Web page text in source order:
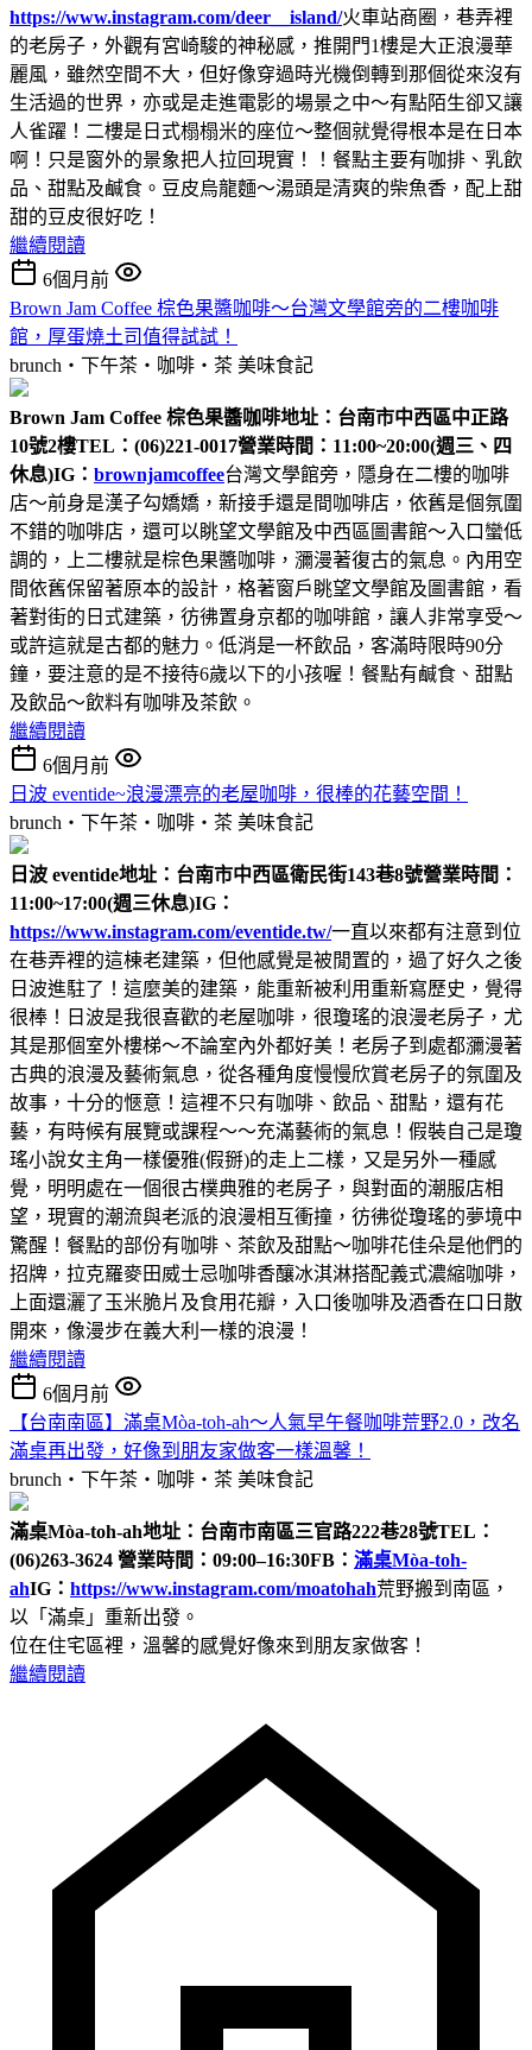
https://www.instagram.com/deer__island/火車站商圈，巷弄裡
的老房子，外觀有宮崎駿的神秘感，推開門1樓是大正浪漫華
麗風，雖然空間不大，但好像穿過時光機倒轉到那個從來沒有
生活過的世界，亦或是走進電影的場景之中～有點陌生卻又讓
人雀躍！二樓是日式榻榻米的座位～整個就覺得根本是在日本
啊！只是窗外的景象把人拉回現實！！餐點主要有咖排、乳飲
品、甜點及鹹食。豆皮烏龍麵～湯頭是清爽的柴魚香，配上甜
甜的豆皮很好吃！
繼續閱讀
6個月前
Brown Jam Coffee 棕色果醬咖啡～台灣文學館旁的二樓咖啡
館，厚蛋燒土司值得試試！
brunch‧下午茶‧咖啡‧茶 美味食記
Brown Jam Coffee 棕色果醬咖啡地址：台南市中西區中正路
10號2樓TEL：(06)221-0017營業時間：11:00~20:00(週三、四
休息)IG： brownjamcoffee台灣文學館旁，隱身在二樓的咖啡
店～前身是漢子勾嬌嬌，新接手還是間咖啡店，依舊是個氛圍
不錯的咖啡店，還可以眺望文學館及中西區圖書館～入口蠻低
調的，上二樓就是棕色果醬咖啡，瀰漫著復古的氣息。內用空
間依舊保留著原本的設計，格著窗戶眺望文學館及圖書館，看
著對街的日式建築，彷彿置身京都的咖啡館，讓人非常享受～
或許這就是古都的魅力。低消是一杯飲品，客滿時限時90分
鐘，要注意的是不接待6歲以下的小孩喔！餐點有鹹食、甜點
及飲品～飲料有咖啡及茶飲。
繼續閱讀
6個月前
日波 eventide~浪漫漂亮的老屋咖啡，很棒的花藝空間！
brunch‧下午茶‧咖啡‧茶 美味食記
日波 eventide地址：台南市中西區衛民街143巷8號營業時間：
11:00~17:00(週三休息)IG：
https://www.instagram.com/eventide.tw/一直以來都有注意到位
在巷弄裡的這棟老建築，但他感覺是被閒置的，過了好久之後
日波進駐了！這麼美的建築，能重新被利用重新寫歷史，覺得
很棒！日波是我很喜歡的老屋咖啡，很瓊瑤的浪漫老房子，尤
其是那個室外樓梯～不論室內外都好美！老房子到處都瀰漫著
古典的浪漫及藝術氣息，從各種角度慢慢欣賞老房子的氛圍及
故事，十分的愜意！這裡不只有咖啡、飲品、甜點，還有花
藝，有時候有展覽或課程～～充滿藝術的氣息！假裝自己是瓊
瑤小說女主角一樣優雅(假掰)的走上二樣，又是另外一種感
覺，明明處在一個很古樸典雅的老房子，與對面的潮服店相
望，現實的潮流與老派的浪漫相互衝撞，彷彿從瓊瑤的夢境中
驚醒！餐點的部份有咖啡、茶飲及甜點～咖啡花佳朵是他們的
招牌，拉克羅麥田威士忌咖啡香釀冰淇淋搭配義式濃縮咖啡，
上面還灑了玉米脆片及食用花瓣，入口後咖啡及酒香在口日散
開來，像漫步在義大利一樣的浪漫！
繼續閱讀
6個月前
【台南南區】滿桌Mòa-toh-ah～人氣早午餐咖啡荒野2.0，改名
滿桌再出發，好像到朋友家做客一樣溫馨！
brunch‧下午茶‧咖啡‧茶 美味食記
滿桌Mòa-toh-ah地址：台南市南區三官路222巷28號TEL：
(06)263-3624 營業時間：09:00–16:30FB： 滿桌Mòa-toh-
ahIG： https://www.instagram.com/moatohah荒野搬到南區，
以「滿桌」重新出發。
位在住宅區裡，溫馨的感覺好像來到朋友家做客！
繼續閱讀